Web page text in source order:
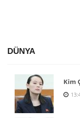
DÜNYA
Kim